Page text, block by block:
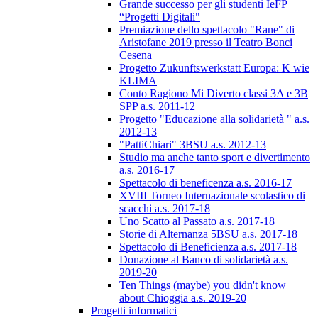
Grande successo per gli studenti IeFP
“Progetti Digitali"
Premiazione dello spettacolo "Rane" di
Aristofane 2019 presso il Teatro Bonci
Cesena
Progetto Zukunftswerkstatt Europa: K wie
KLIMA
Conto Ragiono Mi Diverto classi 3A e 3B
SPP a.s. 2011-12
Progetto "Educazione alla solidarietà " a.s.
2012-13
"PattiChiari" 3BSU a.s. 2012-13
Studio ma anche tanto sport e divertimento
a.s. 2016-17
Spettacolo di beneficenza a.s. 2016-17
XVIII Torneo Internazionale scolastico di
scacchi a.s. 2017-18
Uno Scatto al Passato a.s. 2017-18
Storie di Alternanza 5BSU a.s. 2017-18
Spettacolo di Beneficienza a.s. 2017-18
Donazione al Banco di solidarietà a.s.
2019-20
Ten Things (maybe) you didn't know
about Chioggia a.s. 2019-20
Progetti informatici